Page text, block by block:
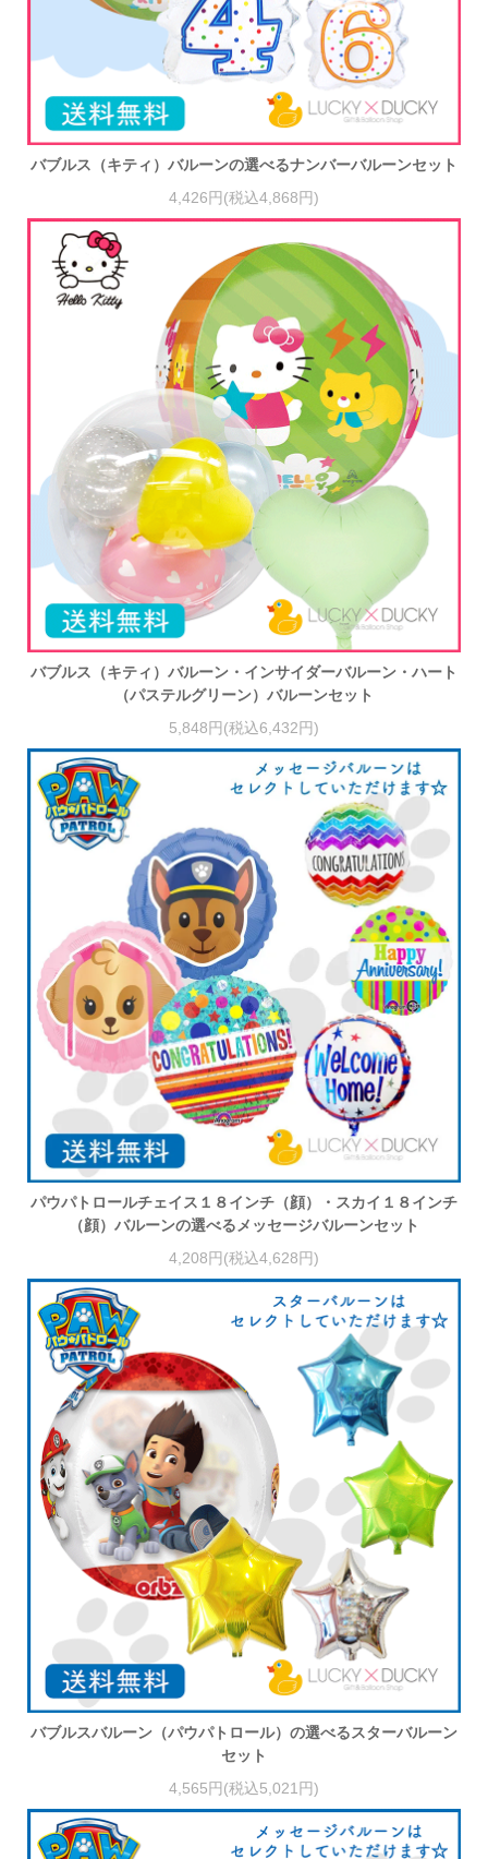
バブルス（キティ）バルーンの選べるナンバーバルーンセット
4,426円(税込4,868円)
バブルス（キティ）バルーン・インサイダーバルーン・ハート
（パステルグリーン）バルーンセット
5,848円(税込6,432円)
パウパトロールチェイス１８インチ（顔）・スカイ１８インチ
（顔）バルーンの選べるメッセージバルーンセット
4,208円(税込4,628円)
バブルスバルーン（パウパトロール）の選べるスターバルーン
セット
4,565円(税込5,021円)